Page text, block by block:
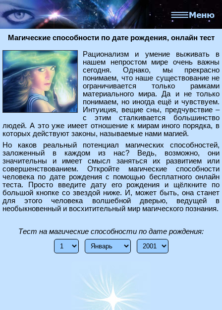
Магические способности по дате рождения, онлайн тест
Рационализм и умение выживать в
нашем непростом мире очень важны
сегодня. Однако, мы прекрасно
понимаем, что наше существование не
ограничивается только рамками
материального мира. Да и не только
понимаем, но иногда ещё и чувствуем.
Интуиция, вещие сны, предчувствие –
с этим сталкивается большинство
людей. А это уже имеет отношение к мирам иного порядка, в
которых действуют законы, называемые нами магией.
Но каков реальный потенциал магических способностей,
заложенный в каждом из нас? Ведь, возможно, они
значительны и имеет смысл заняться их развитием или
совершенствованием. Откройте магические способности
человека по дате рождения с помощью бесплатного онлайн
теста. Просто введите дату его рождения и щёлкните по
большой кнопке со звездой ниже. И, может быть, она станет
для этого человека волшебной дверью, ведущей в
необыкновенный и восхитительный мир магического познания.
Тест на магические способности по дате рождения: